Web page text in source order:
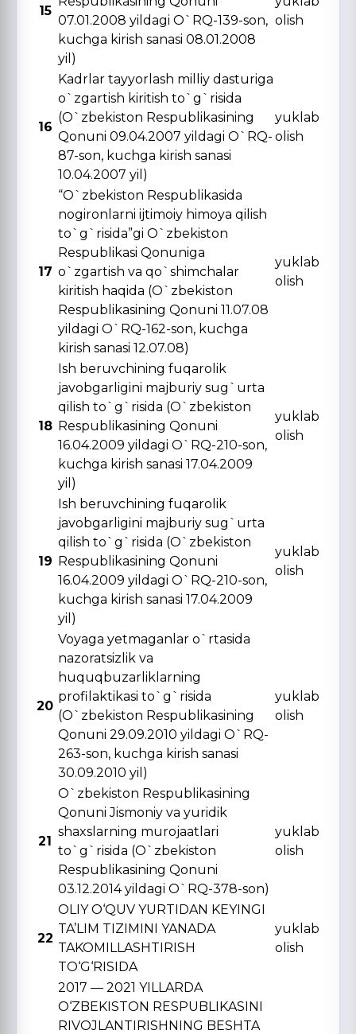
15
07.01.2008 yildagi O`RQ-139-son,
kuchga kirish sanasi 08.01.2008
yil)
olish
16
Kadrlar tayyorlash milliy dasturiga
o`zgartish kiritish to`g`risida
(O`zbekiston Respublikasining
Qonuni 09.04.2007 yildagi O`RQ-
87-son, kuchga kirish sanasi
10.04.2007 yil)
yuklab
olish
17
“O`zbekiston Respublikasida
nogironlarni ijtimoiy himoya qilish
to`g`risida”gi O`zbekiston
Respublikasi Qonuniga
o`zgartish va qo`shimchalar
kiritish haqida (O`zbekiston
Respublikasining Qonuni 11.07.08
yildagi O`RQ-162-son, kuchga
kirish sanasi 12.07.08)
yuklab
olish
18
Ish beruvchining fuqarolik
javobgarligini majburiy sug`urta
qilish to`g`risida (O`zbekiston
Respublikasining Qonuni
16.04.2009 yildagi O`RQ-210-son,
kuchga kirish sanasi 17.04.2009
yil)
yuklab
olish
19
Ish beruvchining fuqarolik
javobgarligini majburiy sug`urta
qilish to`g`risida (O`zbekiston
Respublikasining Qonuni
16.04.2009 yildagi O`RQ-210-son,
kuchga kirish sanasi 17.04.2009
yil)
yuklab
olish
20
Voyaga yetmaganlar o`rtasida
nazoratsizlik va
huquqbuzarliklarning
profilaktikasi to`g`risida
(O`zbekiston Respublikasining
Qonuni 29.09.2010 yildagi O`RQ-
263-son, kuchga kirish sanasi
30.09.2010 yil)
yuklab
olish
21
O`zbekiston Respublikasining
Qonuni Jismoniy va yuridik
shaxslarning murojaatlari
to`g`risida (O`zbekiston
Respublikasining Qonuni
03.12.2014 yildagi O`RQ-378-son)
yuklab
olish
22
OLIY O‘QUV YURTIDAN KЕYINGI
TA’LIM TIZIMINI YANADA
TAKOMILLASHTIRISH
TO‘G‘RISIDA
yuklab
olish
2017 — 2021 YILLARDA
O‘ZBЕKISTON RЕSPUBLIKASINI
RIVOJLANTIRISHNING BЕSHTA